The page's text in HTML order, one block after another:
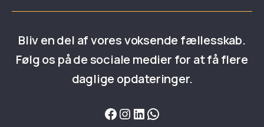
Bliv en del af vores voksende fællesskab.
Følg os på de sociale medier for at få flere
daglige opdateringer.